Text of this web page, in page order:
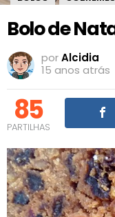
Bolo de
porAlcidia
15 anos atrás
85
PARTILHAS